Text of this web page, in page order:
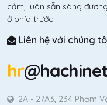
cảm, luôn sẵn sàng
ở phía trước.
Liên hệ với chúng
hr
2A - 27A3, 234 Phạm